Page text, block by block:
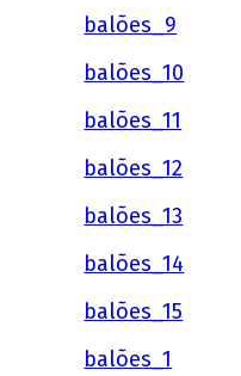
balões_9
balões_10
balões_11
balões_12
balões_13
balões_14
balões_15
balões_1